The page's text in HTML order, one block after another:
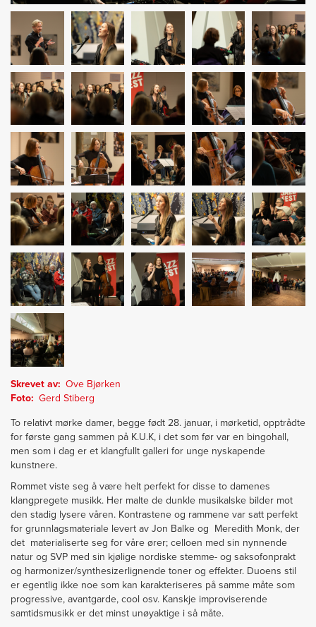
Skrevet av
Ove Bjørken
Foto
Gerd Stiberg
To relativt mørke damer, begge født 28. januar, i mørketid, opptrådte
for første gang sammen på K.U.K, i det som før var en bingohall,
men som i dag er et klangfullt galleri for unge nyskapende
kunstnere.
Rommet viste seg å være helt perfekt for disse to damenes
klangpregete musikk. Her malte de dunkle musikalske bilder mot
den stadig lysere våren. Kontrastene og rammene var satt perfekt
for grunnlagsmateriale levert av Jon Balke og Meredith Monk, der
det materialiserte seg for våre ører; celloen med sin nynnende
natur og SVP med sin kjølige nordiske stemme- og saksofonprakt
og harmonizer/synthesizerlignende toner og effekter. Duoens stil
er egentlig ikke noe som kan karakteriseres på samme måte som
progressive, avantgarde, cool osv. Kanskje improviserende
samtidsmusikk er det minst unøyaktige i så måte.